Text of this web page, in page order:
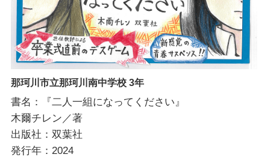
那珂川市立那珂川南中学校 3年
書名：『二人一組になってください』
木爾チレン／著
出版社：双葉社
発行年：2024